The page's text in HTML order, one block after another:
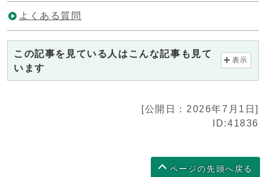
よくある質問
この記事を見ている人はこんな記事も見て
います
表示
[公開日：2026年7月1日]
ID:41836
ページの先頭へ戻る